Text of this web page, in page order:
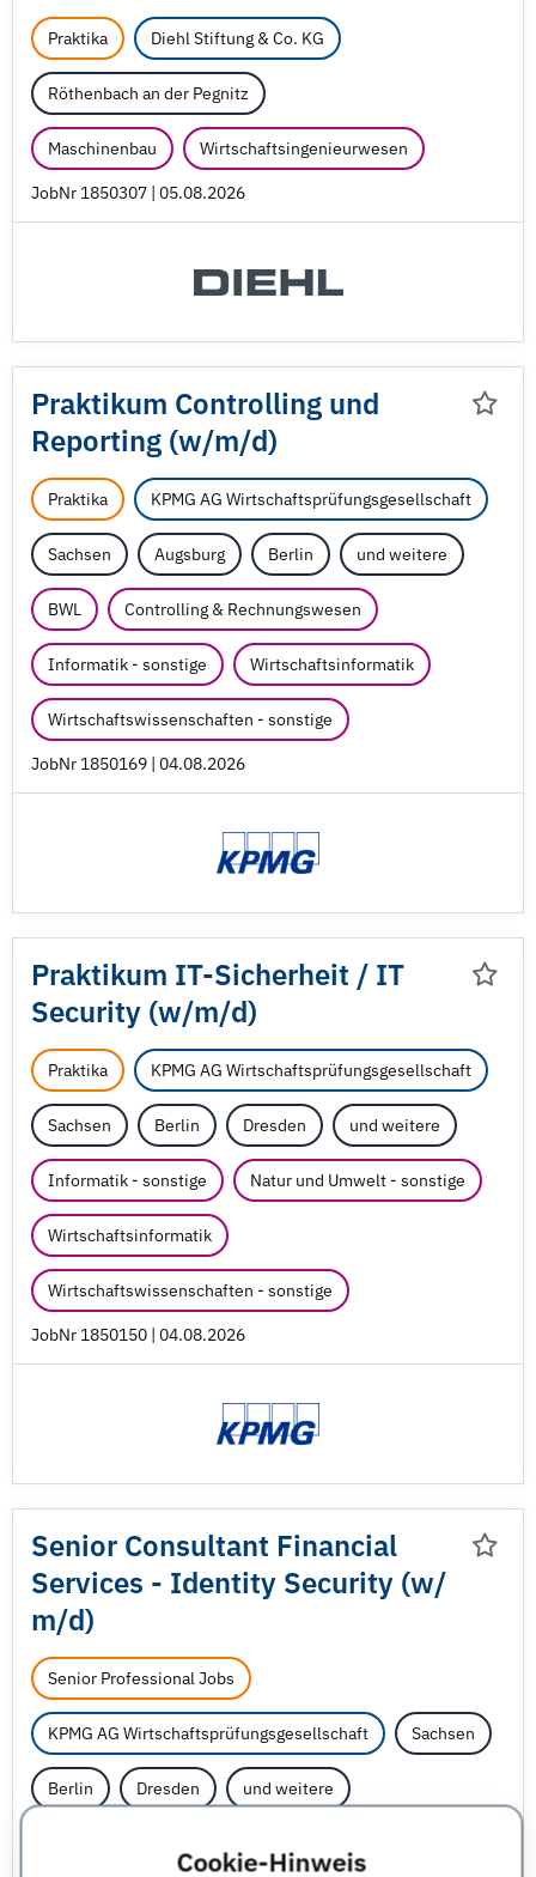
Cookie-Hinweis
Praktika Diehl Stiftung & Co. KG
Röthenbach an der Pegnitz
Maschinenbau Wirtschaftsingenieurwesen
JobNr 1850307 | 05.08.2026
Praktikum Controlling und
Reporting (w/m/d)
Praktika KPMG AG Wirtschaftsprüfungsgesellschaft
Sachsen Augsburg Berlin und weitere
BWL Controlling & Rechnungswesen
Informatik - sonstige Wirtschaftsinformatik
Wirtschaftswissenschaften - sonstige
JobNr 1850169 | 04.08.2026
Praktikum IT-Sicherheit / IT
Security (w/m/d)
Praktika KPMG AG Wirtschaftsprüfungsgesellschaft
Sachsen Berlin Dresden und weitere
Informatik - sonstige Natur und Umwelt - sonstige
Wirtschaftsinformatik
Wirtschaftswissenschaften - sonstige
JobNr 1850150 | 04.08.2026
Senior Consultant Financial
Services - Identity Security (w/
m/d)
Senior Professional Jobs
KPMG AG Wirtschaftsprüfungsgesellschaft Sachsen
Berlin Dresden und weitere